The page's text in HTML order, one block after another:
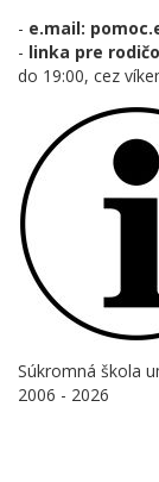
- e.mail:
- linka pre
do 19:00, cez
Súkromná škola
2006 - 2026